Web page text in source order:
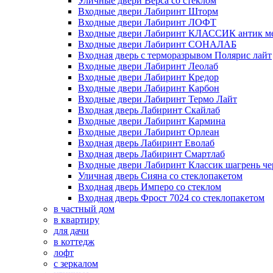
Входные двери Лабиринт Шторм
Входные двери Лабиринт ЛОФТ
Входные двери Лабиринт КЛАССИК антик
Входные двери Лабиринт СОНАЛАБ
Входная дверь с терморазрывом Полярис лайт
Входные двери Лабиринт Леолаб
Входные двери Лабиринт Кредор
Входные двери Лабиринт Карбон
Входные двери Лабиринт Термо Лайт
Входная дверь Лабиринт Скайлаб
Входные двери Лабиринт Кармина
Входные двери Лабиринт Орлеан
Входная дверь Лабиринт Еволаб
Входная дверь Лабиринт Смартлаб
Входные двери Лабиринт Классик шагрень
Уличная дверь Сияна со стеклопакетом
Входная дверь Имперо со стеклом
Входная дверь Фрост 7024 со стеклопакетом
в частный дом
в квартиру
для дачи
в коттедж
лофт
с зеркалом